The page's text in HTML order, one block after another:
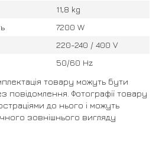
11,8 kg
7200 W
220-240 / 400 V
50/60 Hz
товару можуть бути
повідомлення. Фотографії товару
до нього і можуть
зовнішнього вигляду